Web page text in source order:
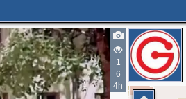
1
6
4h
3
2